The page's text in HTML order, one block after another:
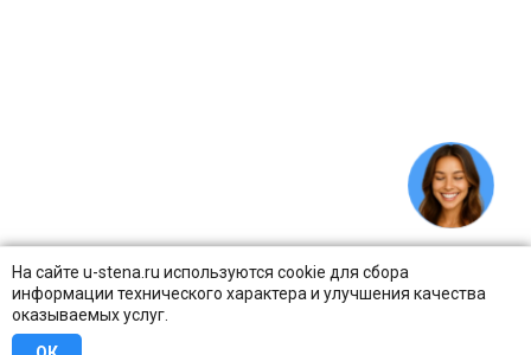
На сайте u-stena.ru используются cookie для сбора
информации технического характера и улучшения качества
оказываемых услуг.